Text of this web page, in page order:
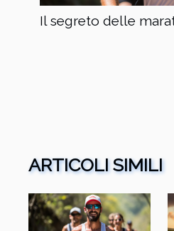
Il segreto delle
ARTICOLI SIMILI